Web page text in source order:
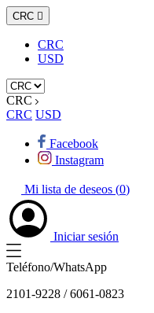
CRC 
CRC
USD
CRC
CRC USD
Facebook
Instagram
Mi lista de deseos (0)
Iniciar sesión
Teléfono/WhatsApp
2101-9228 / 6061-0823